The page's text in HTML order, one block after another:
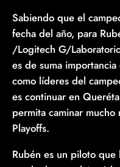
Sabiendo que el
fecha del año, para
/Logitech G/
es de suma
como líderes del
es continuar en
permita caminar
Playoffs.
Rubén es un piloto